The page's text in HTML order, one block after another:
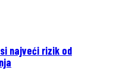
najveći rizik od